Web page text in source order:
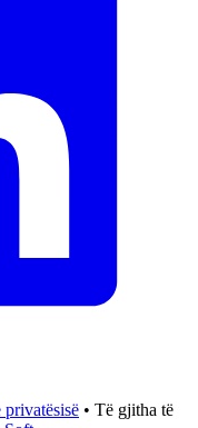
• Të gjitha të